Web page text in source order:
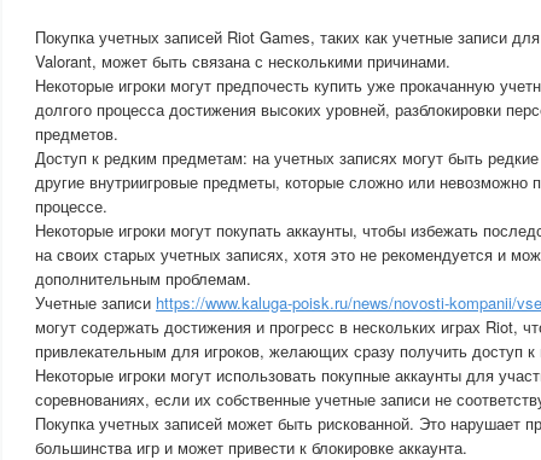
Покупка учетных записей Riot Games, таких как учетные записи
Valorant, может быть связана с несколькими причинами.
Некоторые игроки могут предпочесть купить уже прокачанную
долгого процесса достижения высоких уровней, разблокировки
предметов.
Доступ к редким предметам: на учетных записях могут быть
другие внутриигровые предметы, которые сложно или невозможно
процессе.
Некоторые игроки могут покупать аккаунты, чтобы избежать
на своих старых учетных записях, хотя это не рекомендуется и
дополнительным проблемам.
Учетные записи https://www.kaluga-poisk.ru/news/novosti-kompanii/
могут содержать достижения и прогресс в нескольких играх Riot,
привлекательным для игроков, желающих сразу получить доступ к
Некоторые игроки могут использовать покупные аккаунты для
соревнованиях, если их собственные учетные записи не
Покупка учетных записей может быть рискованной. Это нарушает
большинства игр и может привести к блокировке аккаунта.